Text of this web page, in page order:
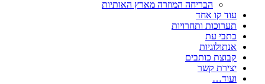
הבריחה המוזרה מארץ האותיות
עוד קו אחד
תערוכות ותחרויות
כתבי עת
אנתולוגיות
קבוצת כותבים
יצירת קשר
ועוד…